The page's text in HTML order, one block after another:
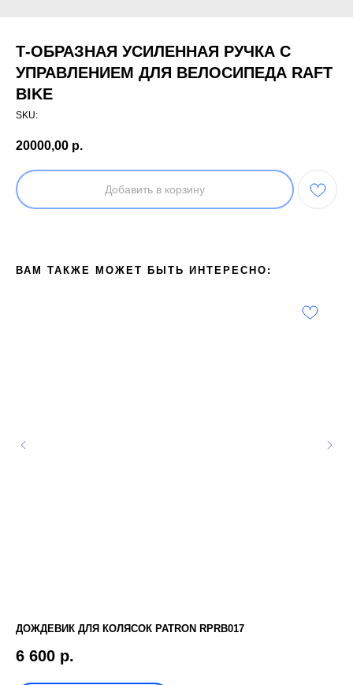
Т-ОБРАЗНАЯ УСИЛЕННАЯ РУЧКА С
УПРАВЛЕНИЕМ ДЛЯ ВЕЛОСИПЕДА RAFT
BIKE
SKU:
20000,00 р.
Добавить в корзину
ВАМ ТАКЖЕ МОЖЕТ БЫТЬ ИНТЕРЕСНО:
ДОЖДЕВИК ДЛЯ КОЛЯСОК PATRON RPRB017
6 600 р.